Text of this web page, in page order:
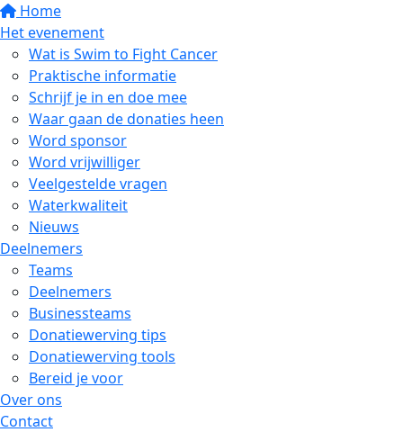
Home
Het evenement
Wat is Swim to Fight Cancer
Praktische informatie
Schrijf je in en doe mee
Waar gaan de donaties heen
Word sponsor
Word vrijwilliger
Veelgestelde vragen
Waterkwaliteit
Nieuws
Deelnemers
Teams
Deelnemers
Businessteams
Donatiewerving tips
Donatiewerving tools
Bereid je voor
Over ons
Contact